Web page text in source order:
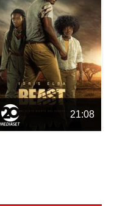
21:08